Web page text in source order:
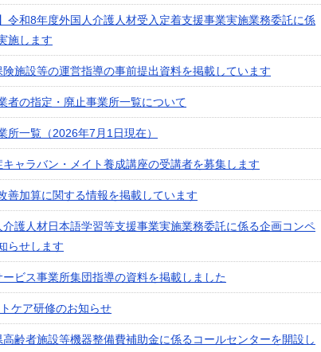
令和8年度外国人介護人材受入定着支援事業実施業務委託に係
施します
施設等の運営指導の事前提出資料を掲載しています
者の指定・廃止事業所一覧について
所一覧（2026年7月1日現在）
ャラバン・メイト養成講座の受講者を募集します
善加算に関する情報を掲載しています
護人材日本語学習等支援事業実施業務委託に係る企画コンペ
らせします
ビス事業所集団指導の資料を掲載しました
ケア研修のお知らせ
齢者施設等機器整備費補助金に係るコールセンターを開設し